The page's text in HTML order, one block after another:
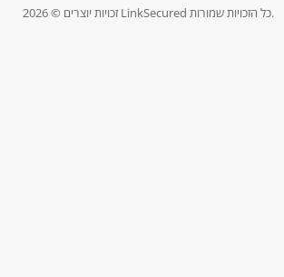
זכויות יוצרים © 2026 LinkSecured כל הזכויות שמורות.